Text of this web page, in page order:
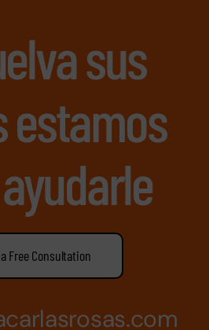
sus
estamos
Free Consultation